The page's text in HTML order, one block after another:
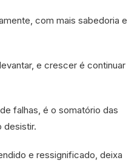
com mais sabedoria e
e crescer é continuar
falhas, é o somatório das
desistir.
e ressignificado, deixa